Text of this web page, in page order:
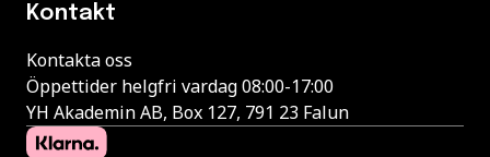
Kontakt
Kontakta oss
Öppettider helgfri vardag 08:00-17:00
YH Akademin AB, Box 127, 791 23 Falun